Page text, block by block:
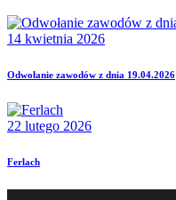
14 kwietnia 2026
Odwołanie zawodów z dnia 19.04.2026
22 lutego 2026
Ferlach